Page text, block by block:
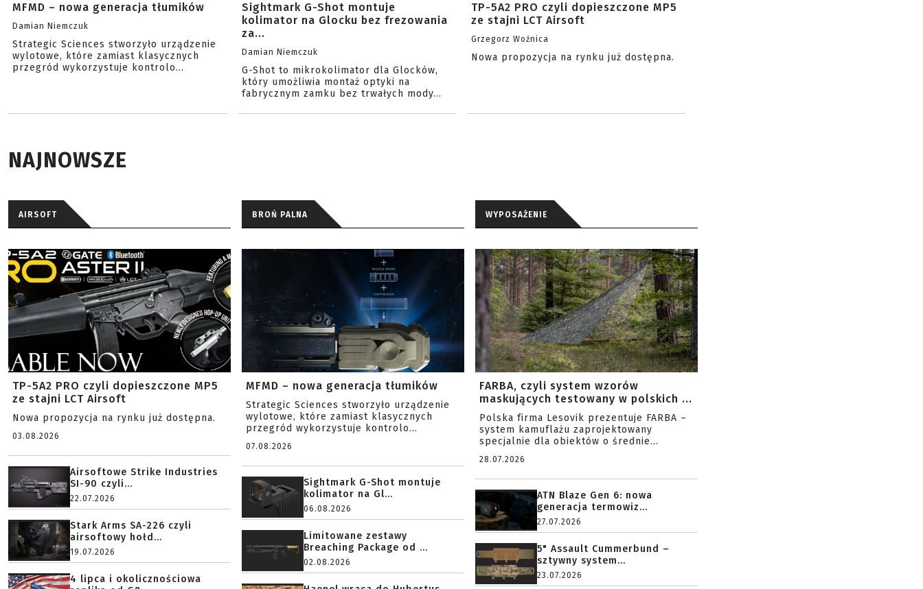
MFMD – nowa generacja tłumików
Damian Niemczuk
Strategic Sciences stworzyło urządzenie
wylotowe, które zamiast klasycznych
przegród wykorzystuje kontrolo...
Sightmark G-Shot montuje
kolimator na Glocku bez frezowania
za...
Damian Niemczuk
G-Shot to mikrokolimator dla Glocków,
który umożliwia montaż optyki na
fabrycznym zamku bez trwałych mody...
TP-5A2 PRO czyli dopieszczone MP5
ze stajni LCT Airsoft
Grzegorz Woźnica
Nowa propozycja na rynku już dostępna.
NAJNOWSZE
AIRSOFT
TP-5A2 PRO czyli dopieszczone MP5
ze stajni LCT Airsoft
Nowa propozycja na rynku już dostępna.
03.08.2026
Airsoftowe Strike Industries
SI-90 czyli...
22.07.2026
Stark Arms SA-226 czyli
airsoftowy hołd...
19.07.2026
4 lipca i okolicznościowa
BROŃ PALNA
MFMD – nowa generacja tłumików
Strategic Sciences stworzyło urządzenie
wylotowe, które zamiast klasycznych
przegród wykorzystuje kontrolo...
07.08.2026
Sightmark G-Shot montuje
kolimator na Gl...
06.08.2026
Limitowane zestawy
Breaching Package od ...
02.08.2026
WYPOSAŻENIE
FARBA, czyli system wzorów
maskujących testowany w polskich ...
Polska firma Lesovik prezentuje FARBA –
system kamuflażu zaprojektowany
specjalnie dla obiektów o średnie...
28.07.2026
ATN Blaze Gen 6: nowa
generacja termowiz...
27.07.2026
5" Assault Cummerbund –
sztywny system...
23.07.2026